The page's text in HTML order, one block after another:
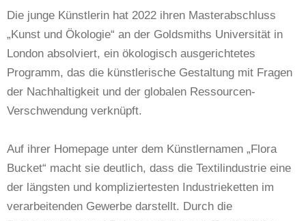
Die junge Künstlerin hat 2022 ihren Masterabschluss
„Kunst und Ökologie“ an der Goldsmiths Universität in
London absolviert, ein ökologisch ausgerichtetes
Programm, das die künstlerische Gestaltung mit Fragen
der Nachhaltigkeit und der globalen Ressourcen-
Verschwendung verknüpft.
Auf ihrer Homepage unter dem Künstlernamen „Flora
Bucket“ macht sie deutlich, dass die Textilindustrie eine
der längsten und kompliziertesten Industrieketten im
verarbeitenden Gewerbe darstellt. Durch die